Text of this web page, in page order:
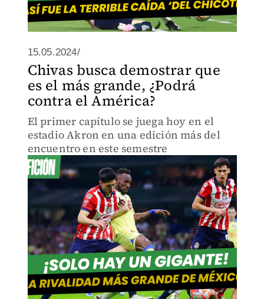
15.05.2024/
Chivas busca demostrar que
es el más grande, ¿Podrá
contra el América?
El primer capítulo se juega hoy en el
estadio Akron en una edición más del
encuentro en este semestre